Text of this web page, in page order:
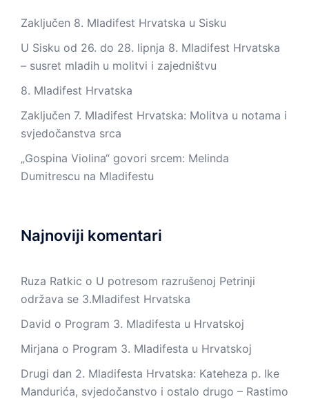
Zaključen 8. Mladifest Hrvatska u Sisku
U Sisku od 26. do 28. lipnja 8. Mladifest Hrvatska
– susret mladih u molitvi i zajedništvu
8. Mladifest Hrvatska
Zaključen 7. Mladifest Hrvatska: Molitva u notama i
svjedočanstva srca
„Gospina Violina“ govori srcem: Melinda
Dumitrescu na Mladifestu
Najnoviji komentari
Ruza Ratkic o U potresom razrušenoj Petrinji
održava se 3.Mladifest Hrvatska
David o Program 3. Mladifesta u Hrvatskoj
Mirjana o Program 3. Mladifesta u Hrvatskoj
Drugi dan 2. Mladifesta Hrvatska: Kateheza p. Ike
Mandurića, svjedočanstvo i ostalo drugo – Rastimo